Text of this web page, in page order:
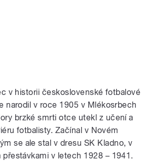
v historii československé fotbalové
narodil v roce 1905 v Mlékosrbech
brzké smrti otce utekl z učení a
fotbalisty. Začínal v Novém
se ale stal v dresu SK Kladno, v
přestávkami v letech 1928 – 1941.